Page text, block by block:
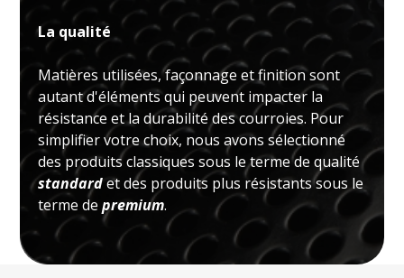
La qualité
Matières utilisées, façonnage et finition sont
autant d'éléments qui peuvent impacter la
résistance et la durabilité des courroies. Pour
simplifier votre choix, nous avons sélectionné
des produits classiques sous le terme de qualité
standardet des produits plus résistants sous le
terme depremium.